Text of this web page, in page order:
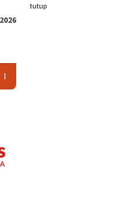
tutup
Datangi Kejari Kabupaten